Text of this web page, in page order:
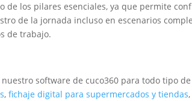
de los pilares esenciales, ya que permite
de la jornada incluso en escenarios
de trabajo.
software de cuco360 para todo tipo
,fichaje digital para supermercados y tiendas